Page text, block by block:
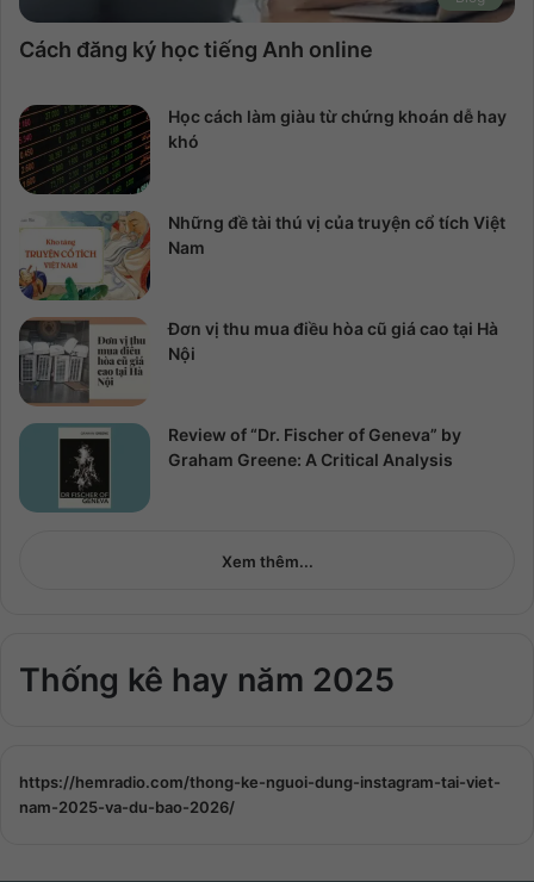
Cách đăng ký học tiếng Anh online
Học cách làm giàu từ chứng khoán dễ hay
khó
Những đề tài thú vị của truyện cổ tích Việt
Nam
Đơn vị thu mua điều hòa cũ giá cao tại Hà
Nội
Review of “Dr. Fischer of Geneva” by
Graham Greene: A Critical Analysis
Xem thêm...
Thống kê hay năm 2025
https://hemradio.com/thong-ke-nguoi-dung-instagram-tai-viet-
nam-2025-va-du-bao-2026/